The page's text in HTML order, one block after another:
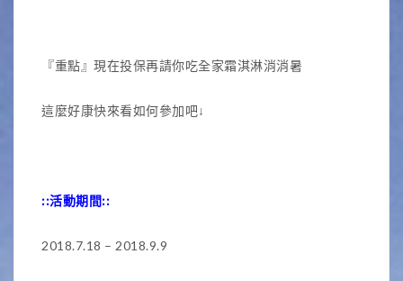
『重點』現在投保再請你吃全家霜淇淋消消暑
這麼好康快來看如何參加吧↓
::活動期間::
2018.7.18 – 2018.9.9